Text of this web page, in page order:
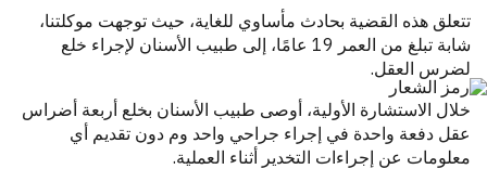
تتعلق هذه القضية بحادث مأساوي للغاية، حيث توجهت موكلتنا،
شابة تبلغ من العمر 19 عامًا، إلى طبيب الأسنان لإجراء خلع
لضرس العقل.
خلال الاستشارة الأولية، أوصى طبيب الأسنان بخلع أربعة أضراس
عقل دفعة واحدة في إجراء جراحي واحد وم دون تقديم أي
معلومات عن إجراءات التخدير أثناء العملية.